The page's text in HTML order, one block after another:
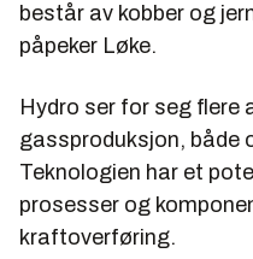
består av kobber og
påpeker Løke.
Hydro ser for seg flere
gassproduksjon, både
Teknologien har et
prosesser og
kraftoverføring.